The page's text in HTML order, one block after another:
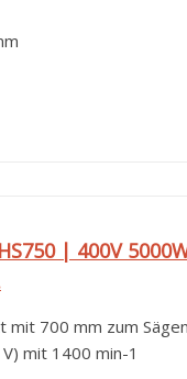
| 400V
700 mm zum
mit 1400 min-1